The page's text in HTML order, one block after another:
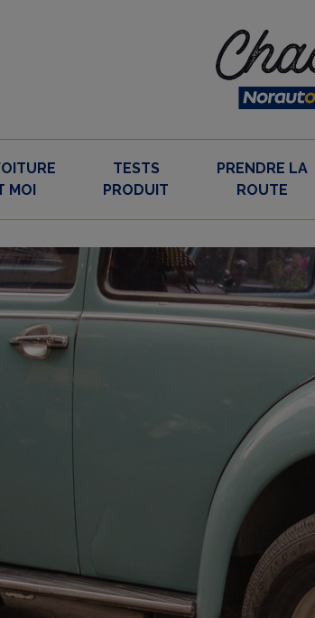
MOI
TESTS
PRODUIT
PRENDRE LA
ROUTE